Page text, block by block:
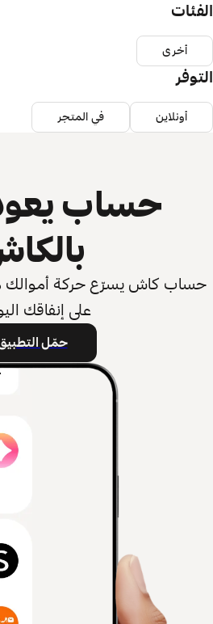
الفئات
أخرى
التوفر
أونلاين في المتجر
حساب
حساب كاش يسرّع حركة أموالك
على إنفاقك
حمّل